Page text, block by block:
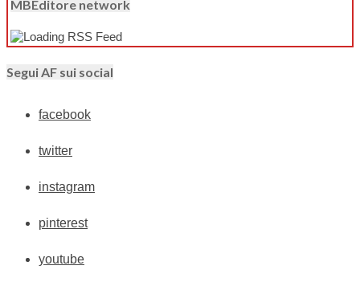
MBEditore network
Segui AF sui social
facebook
twitter
instagram
pinterest
youtube